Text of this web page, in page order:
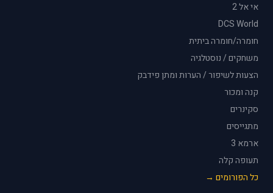
אי אל 2
DCS World
חומרה/חומרה ביתית
משחקים / נוסטלגיה
הצעות לשיפור / הערות ומתן פידבק
קנה ומכור
סקינרים
מתגייסים
ארמא 3
תעופה קלה
כל הפורומים →